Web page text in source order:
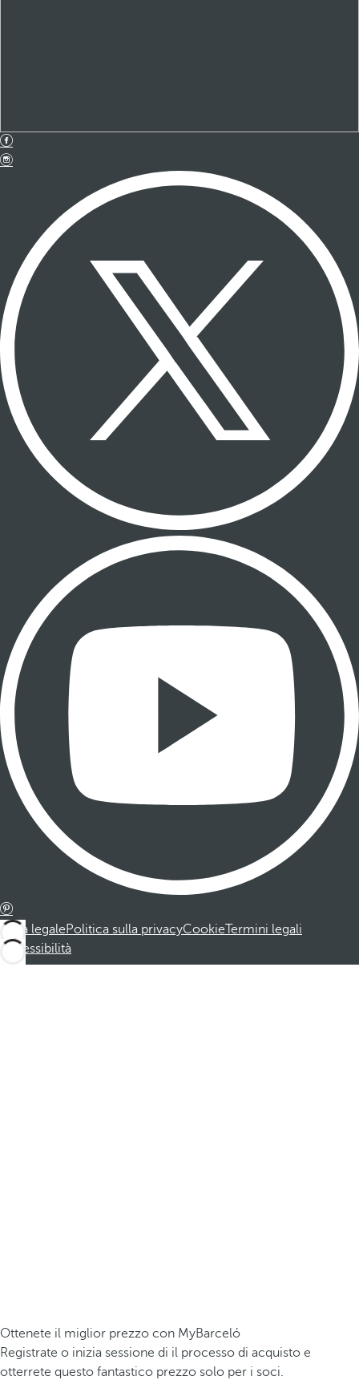
Nota legalePolitica sulla privacyCookieTermini legali
Accessibilità
Ottenete il miglior prezzo con MyBarceló
Registrate o inizia sessione di il processo di acquisto e
otterrete questo fantastico prezzo solo per i soci.